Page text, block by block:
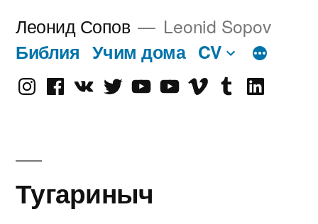
Леонид Сопов Leonid Sopov
Библия Учим дома CV
InstagramFacebook
VK TwitterYoutube
Old Vimeotumblrlinkedin
Тугариныч